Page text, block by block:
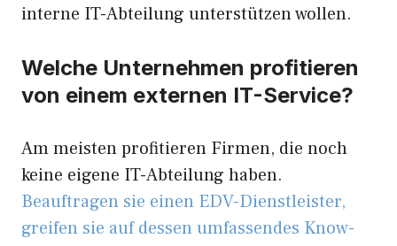
interne IT-Abteilung unterstützen wollen.
Welche Unternehmen profitieren
von einem externen IT-Service?
Am meisten profitieren Firmen, die noch
keine eigene IT-Abteilung haben.
Beauftragen sie einen EDV-Dienstleister,
greifen sie auf dessen umfassendes Know-